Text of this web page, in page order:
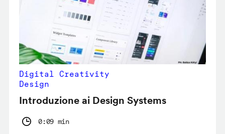
Digital Creativity
Design
Introduzione ai Design Systems
0:09 min